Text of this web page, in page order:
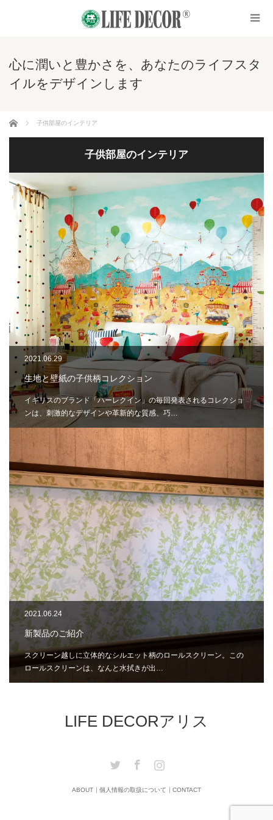
心に潤いと豊かさを、あなたのライフスタ
イルをデザインします
ホーム 子供部屋のインテリア
子供部屋のインテリア
2021.06.29
生地と壁紙の子供柄コレクション
イギリスのブランド「ハーレクイン」の毎回発表されるコレクショ
ンは、刺激的なデザインや革新的な質感、巧…
2021.06.24
新製品のご紹介
スクリーン越しに立体的なシルエット柄のロールスクリーン。この
ロールスクリーンは、なんと水拭きが出…
LIFE DECORアリス
Twitter Facebook
ABOUT 個人情報の取扱について CONTACT